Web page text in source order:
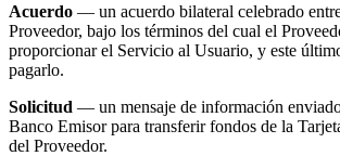
Acuerdo — un acuerdo bilateral celebrado
Proveedor, bajo los términos del cual el
proporcionar el Servicio al Usuario, y este
pagarlo.
Solicitud — un mensaje de información
Banco Emisor para transferir fondos de la
del Proveedor.